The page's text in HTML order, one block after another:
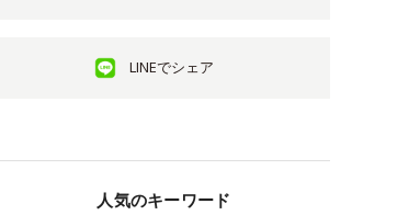
LINEでシェア
人気のキーワード